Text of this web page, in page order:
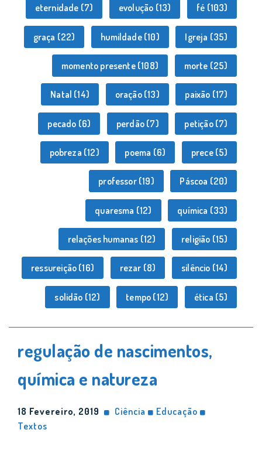
eternidade (7) evolução (13) fé (103)
graça (22) humildade(10) Igreja (35)
momento presente(108) morte (25)
Natal (14) oração(13) paixão (17)
pecado (6) perdão(7) petição(7)
pobreza (12) poema (6) prece(5)
professor(19) Páscoa (20)
quaresma (12) química (33)
relações humanas (12) religião (15)
ressureição (16) rezar (8) silêncio (14)
solidão (12) tempo (12) ética (5)
regulação de nascimentos,
química e natureza
18 Fevereiro, 2019 Ciência
Educação
Textos